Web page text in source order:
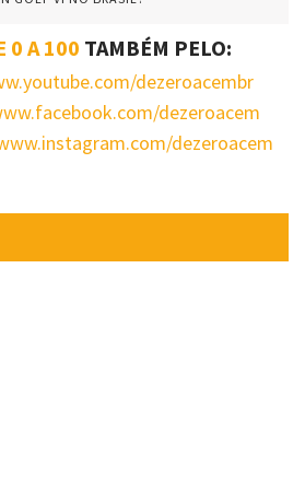
0 A 100 TAMBÉM PELO:
dezeroacembr
dezeroacem
dezeroacem